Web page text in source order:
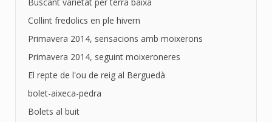
Collint fredolics en ple hivern
Primavera 2014, sensacions amb moixerons
Primavera 2014, seguint moixeroneres
El repte de l'ou de reig al Berguedà
bolet-aixeca-pedra
Bolets al buit